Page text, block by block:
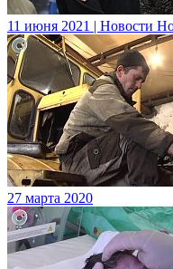
11 июня 2021 | Новости
27 марта 2020